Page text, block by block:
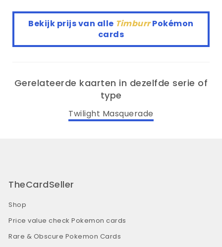
Bekijk prijs van alle TimburrPokémon
cards
Gerelateerde kaarten in dezelfde serie of
type
Twilight Masquerade
TheCardSeller
Shop
Price value check Pokemon cards
Rare & Obscure Pokemon Cards